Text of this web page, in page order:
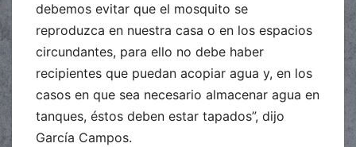
debemos evitar que el mosquito se
reproduzca en nuestra casa o en los espacios
circundantes, para ello no debe haber
recipientes que puedan acopiar agua y, en los
casos en que sea necesario almacenar agua en
tanques, éstos deben estar tapados”, dijo
García Campos.